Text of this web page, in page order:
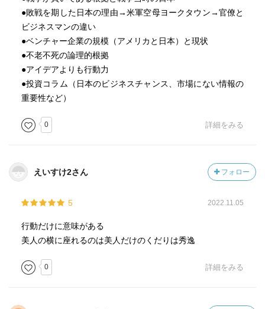
●敗戦を期した日本の理由→米軍空母ヨークタウン→官僚と
ビジネスマンの違い
●ベンチャー企業の規模（アメリカと日本）と現状
●不老不死の論理的根拠
●アイデアよりも行動力
●投資コラム（日本のビジネスチャンス、市場にない情報の
重要性など）
0 詳細をみる
えいすけ2さん フォロー
5 2022.11.05
行動だけに意味がある
美人の横に座れるのは美人だけのくだりは秀逸
0 詳細をみる